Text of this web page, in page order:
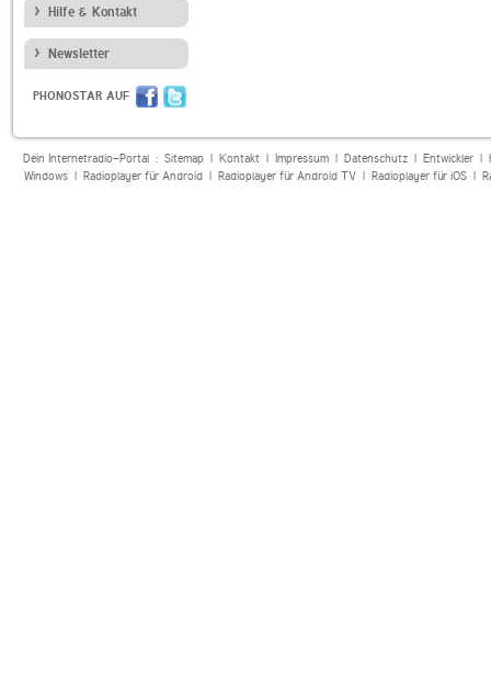
Hilfe & Kontakt
Newsletter
PHONOSTAR AUF
Dein Internetradio-Portal : Sitemap| Kontakt| Impressum| Datenschutz| Entwickler|
Windows| Radioplayer für Android| Radioplayer für Android TV| Radioplayer für iOS|